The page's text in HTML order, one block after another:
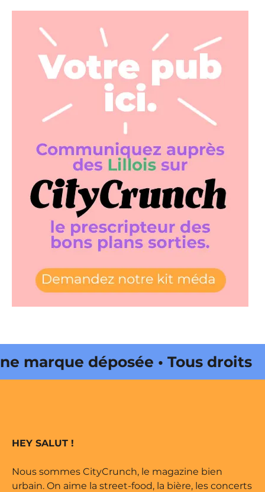
déposée • Tous droits
par Buena Onda Web •
HEY SALUT !
Nous sommes CityCrunch, le magazine bien
urbain. On aime la street-food, la bière, les concerts